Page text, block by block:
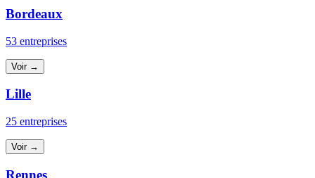
Bordeaux
53 entreprises
Voir →
Lille
25 entreprises
Voir →
Rennes